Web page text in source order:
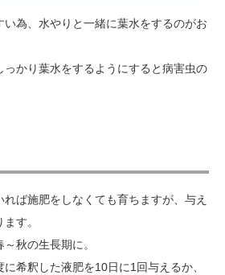
為、水やりと一緒に葉水をするのがお
かり葉水をするようにすると病害虫の
ば施肥をしなくても育ちますが、与え
す。
秋の生長期に。
希釈した液肥を10日に1回与えるか、